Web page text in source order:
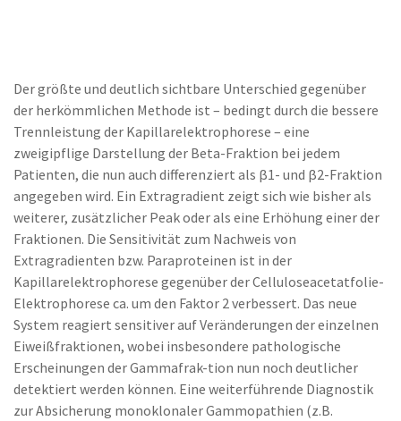
Der größte und deutlich sichtbare Unterschied gegenüber
der herkömmlichen Methode ist – bedingt durch die bessere
Trennleistung der Kapillarelektrophorese – eine
zweigipflige Darstellung der Beta-Fraktion bei jedem
Patienten, die nun auch differenziert als β1- und β2-Fraktion
angegeben wird. Ein Extragradient zeigt sich wie bisher als
weiterer, zusätzlicher Peak oder als eine Erhöhung einer der
Fraktionen. Die Sensitivität zum Nachweis von
Extragradienten bzw. Paraproteinen ist in der
Kapillarelektrophorese gegenüber der Celluloseacetatfolie-
Elektrophorese ca. um den Faktor 2 verbessert. Das neue
System reagiert sensitiver auf Veränderungen der einzelnen
Eiweißfraktionen, wobei insbesondere pathologische
Erscheinungen der Gammafrak-tion nun noch deutlicher
detektiert werden können. Eine weiterführende Diagnostik
zur Absicherung monoklonaler Gammopathien (z.B.